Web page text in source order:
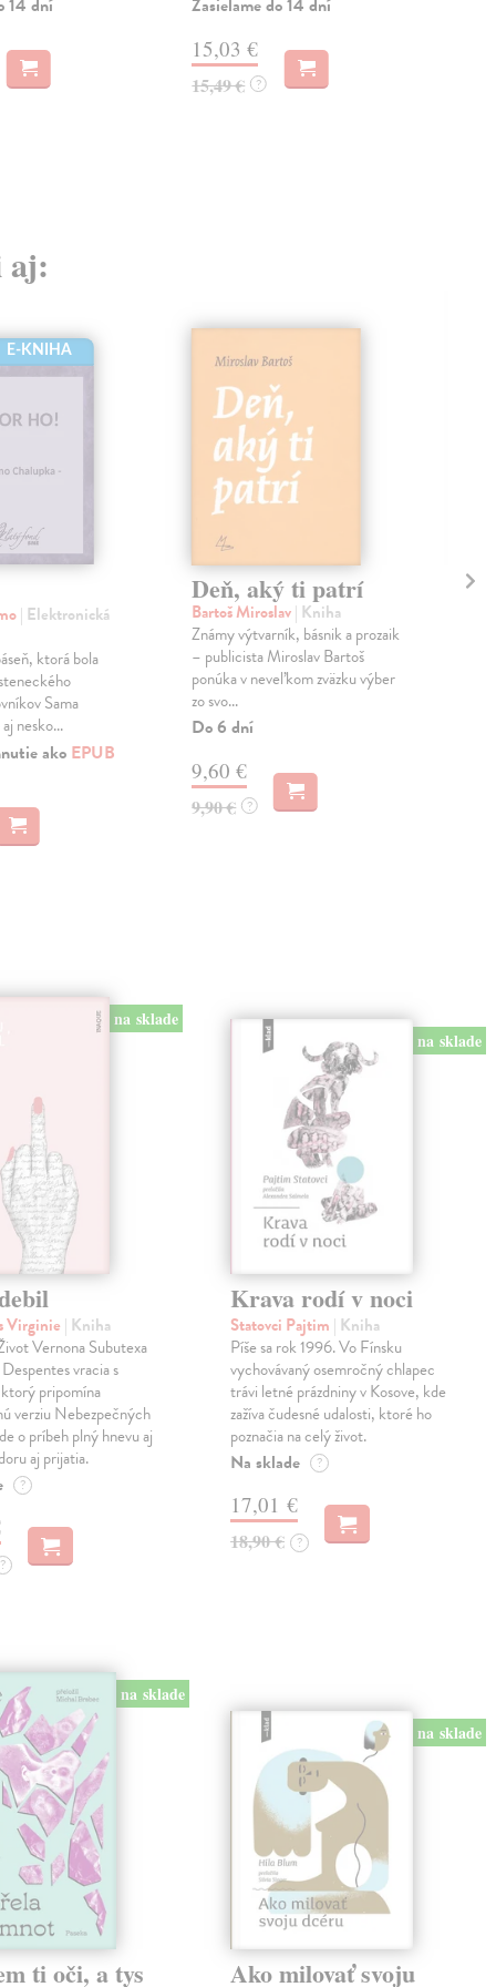
15,03 €
15,49 € ?
aj:
E-KNIHA
| Elektronická
ktorá bola
Sama
nesko...
ako EPUB
Deň, aký ti patrí
Bartoš Miroslav| Kniha
Známy výtvarník, básnik a prozaik
– publicista Miroslav Bartoš
ponúka v neveľkom zväzku výber
zo svo...
Do 6 dní
9,60 €
9,90 € ?
na sklade
Virginie | Kniha
Vernona Subutexa
vracia s
pripomína
verziu Nebezpečných
o príbeh plný hnevu aj
aj prijatia.
?
?
na sklade
Krava rodí v noci
Statovci Pajtim | Kniha
Píše sa rok 1996. Vo Fínsku
vychovávaný osemročný chlapec
trávi letné prázdniny v Kosove, kde
zažíva čudesné udalosti, ktoré ho
poznačia na celý život.
Na sklade ?
17,01 €
18,90 € ?
na sklade
ti oči, a tys
na sklade
Ako milovať svoju